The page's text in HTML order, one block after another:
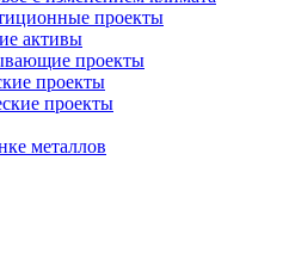
проекты
активы
проекты
проекты
проекты
металлов